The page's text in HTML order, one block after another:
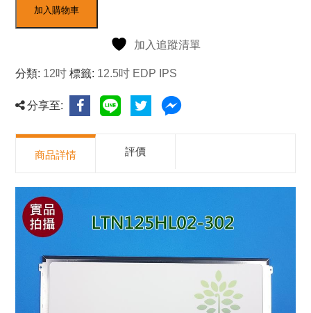
加入購物車
加入追蹤清單
分類: 12吋 標籤: 12.5吋 EDP IPS
分享至:
商品詳情 評價